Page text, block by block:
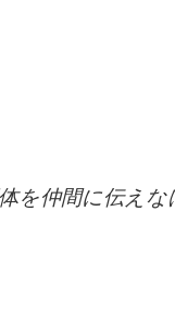
を仲間に伝えな